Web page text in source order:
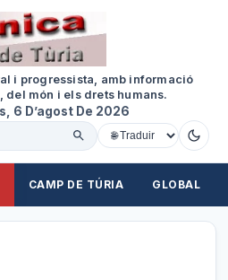
i progressista, amb informació
del món i els drets humans.
6 D’agost De 2026
CAMP DE TÚRIA GLOBAL